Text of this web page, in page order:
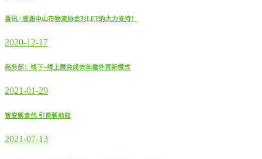
喜讯 | 感谢中山市物流协会对LET的大力支持！
2020-12-17
商务部：线下+线上展会成去年稳外贸新模式
2021-01-29
智变新食代 引育新动能
2021-07-13